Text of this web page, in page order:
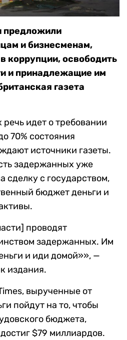
предложили
и бизнесменам,
коррупции, освободить
и принадлежащие им
газета
идет о требовании
70% состояния
источники газеты.
задержанных уже
сделку с государством,
бюджет деньги и
проводят
задержанных. Им
и иди домой»», —
издания.
вырученные от
пойдут на то, чтобы
бюджета,
$79 миллиардов.